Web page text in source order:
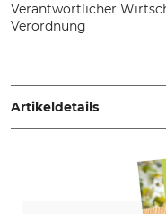
Verantwortlicher
Verordnung
France, www.bahco.com
Artikeldetails